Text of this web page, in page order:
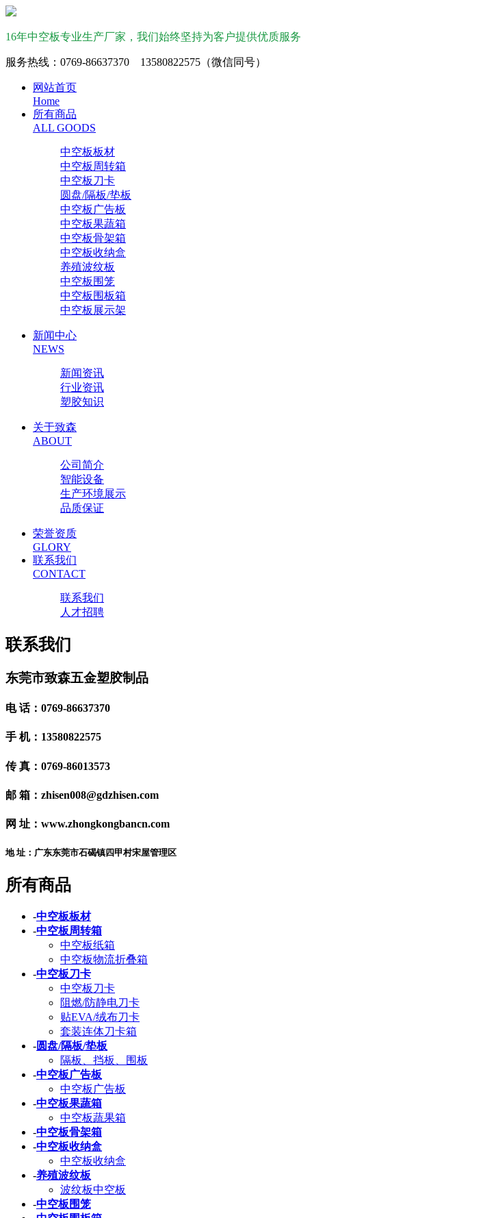
16年中空板专业生产厂家，我们始终坚持为客户提供优质服务
服务热线：0769-86637370 13580822575（微信同号）
网站首页
Home
所有商品
ALL GOODS
中空板板材
中空板周转箱
中空板刀卡
圆盘/隔板/垫板
中空板广告板
中空板果蔬箱
中空板骨架箱
中空板收纳盒
养殖波纹板
中空板围笼
中空板围板箱
中空板展示架
新闻中心
NEWS
新闻资讯
行业资讯
塑胶知识
关于致森
ABOUT
公司简介
智能设备
生产环境展示
品质保证
荣誉资质
GLORY
联系我们
CONTACT
联系我们
人才招聘
联系我们
东莞市致森五金塑胶制品
电 话：0769-86637370
手 机：13580822575
传 真：0769-86013573
邮 箱：zhisen008@gdzhisen.com
网 址：www.zhongkongbancn.com
地 址：广东东莞市石碣镇四甲村宋屋管理区
所有商品
-中空板板材
-中空板周转箱
中空板纸箱
中空板物流折叠箱
-中空板刀卡
中空板刀卡
阻燃/防静电刀卡
贴EVA/绒布刀卡
套装连体刀卡箱
-圆盘/隔板/垫板
隔板、挡板、围板
-中空板广告板
中空板广告板
-中空板果蔬箱
中空板蔬果箱
-中空板骨架箱
-中空板收纳盒
中空板收纳盒
-养殖波纹板
波纹板中空板
-中空板围笼